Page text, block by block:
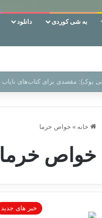
به شی کوردی دانلود
وکناره‌گیری از راه خداست‌!
خانه » خواص خرما
خواص خرما
خبر های جدید